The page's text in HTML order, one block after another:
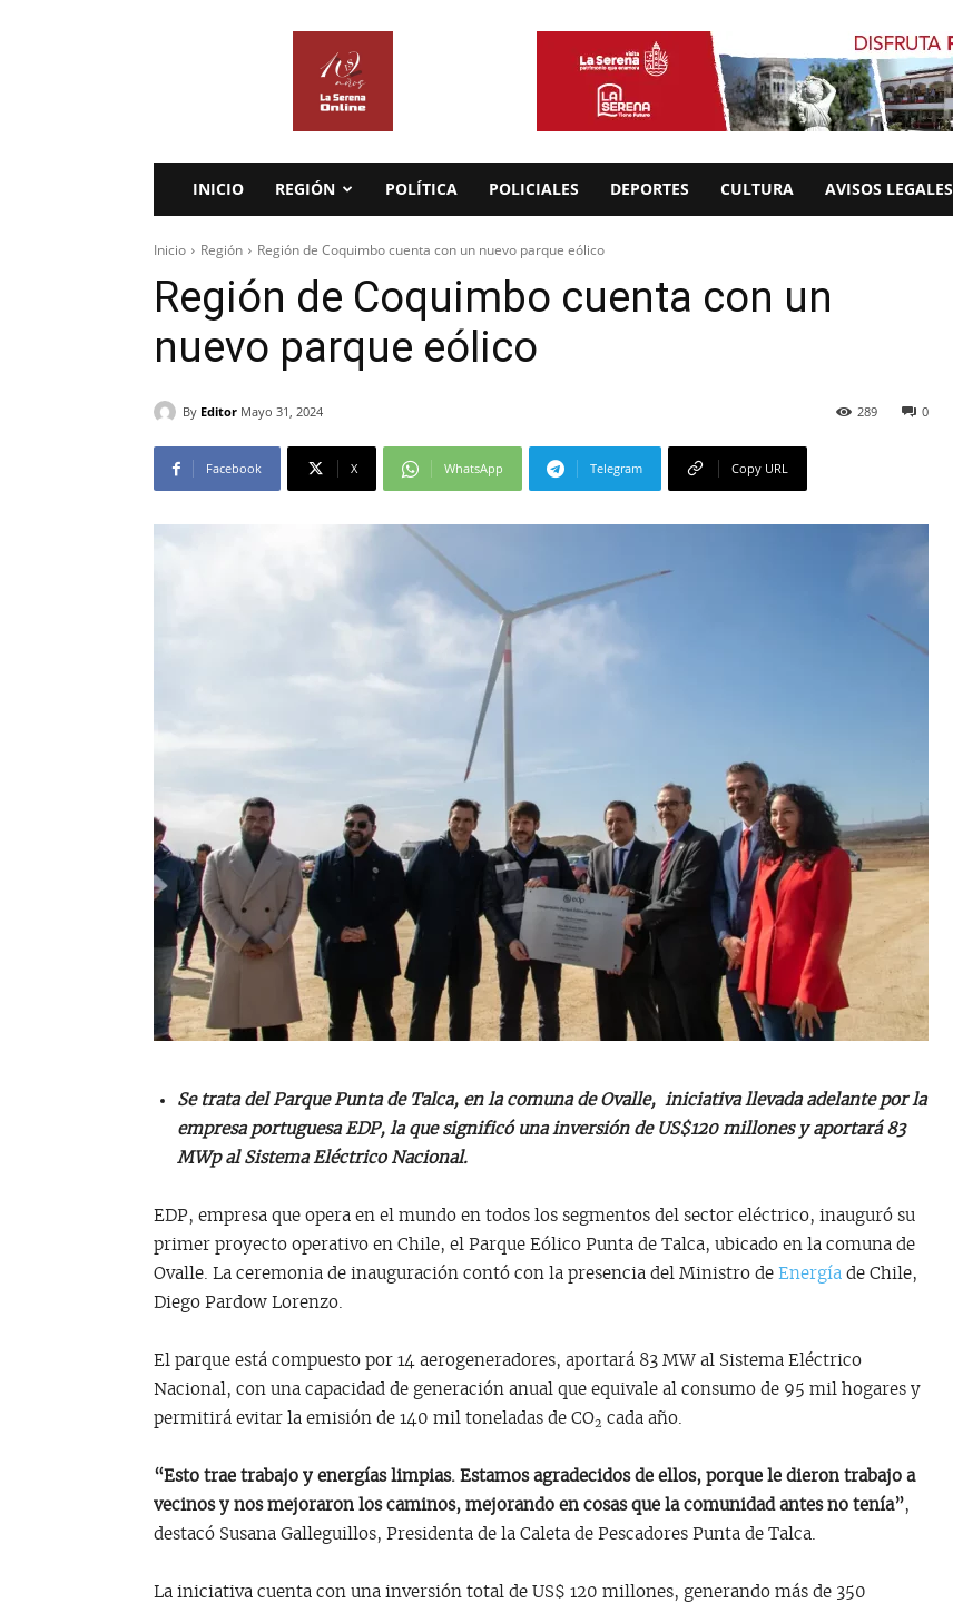
INICIO REGIÓN POLÍTICA POLICIALES DEPORTES CULTURA AVISOS LEGALES
Inicio Región Región de Coquimbo cuenta con un nuevo parque eólico
Región de Coquimbo cuenta con un
nuevo parque eólico
By Editor Mayo 31, 2024 0
289
Facebook X WhatsApp Telegram Copy URL
Se trata del Parque Punta de Talca, en la comuna de Ovalle, iniciativa llevada adelante por la
empresa portuguesa EDP, la que significó una inversión de US$120 millones y aportará 83
MWp al Sistema Eléctrico Nacional.
EDP, empresa que opera en el mundo en todos los segmentos del sector eléctrico, inauguró su
primer proyecto operativo en Chile, el Parque Eólico Punta de Talca, ubicado en la comuna de
Ovalle. La ceremonia de inauguración contó con la presencia del Ministro de Energía de Chile,
Diego Pardow Lorenzo.
El parque está compuesto por 14 aerogeneradores, aportará 83 MW al Sistema Eléctrico
Nacional, con una capacidad de generación anual que equivale al consumo de 95 mil hogares y
permitirá evitar la emisión de 140 mil toneladas de CO2 cada año.
“Esto trae trabajo y energías limpias. Estamos agradecidos de ellos, porque le dieron trabajo a
vecinos y nos mejoraron los caminos, mejorando en cosas que la comunidad antes no tenía”,
destacó Susana Galleguillos, Presidenta de la Caleta de Pescadores Punta de Talca.
La iniciativa cuenta con una inversión total de US$ 120 millones, generando más de 350